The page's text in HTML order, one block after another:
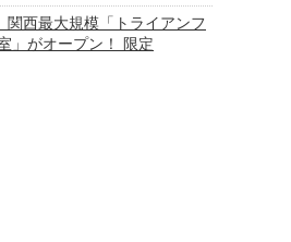
関西最大規模「トライアンフ
」がオープン！ 限定